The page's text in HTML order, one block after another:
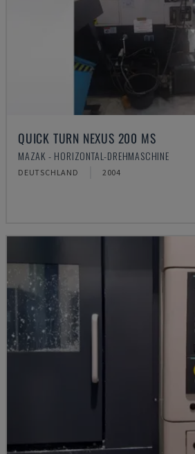
QUICK TURN NEXUS 200 MS
MAZAK - HORIZONTAL-DREHMASCHINE
DEUTSCHLAND 2004